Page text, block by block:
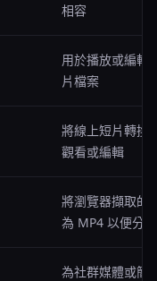
相容
用於播放或編輯
片檔案
將線上短片轉換
觀看或編輯
將瀏覽器擷取的
為 MP4 以便分享
為社群媒體或簡